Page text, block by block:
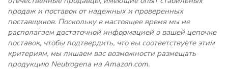
продаж и поставок от надежных и проверенных
поставщиков. Поскольку в настоящее время мы не
располагаем достаточной информацией о вашей цепочке
поставок, чтобы подтвердить, что вы соответствуете этим
критериям, мы лишаем вас возможности размещать
продукцию Neutrogena на Amazon.com.